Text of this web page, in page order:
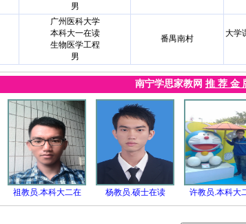
男
广州医科大学
本科大一在读
生物医学工程
男
番禺南村
大学
南宁学思家教网 推 荐 金
祖教员.本科大二在 杨教员.硕士在读 许教员.本科大